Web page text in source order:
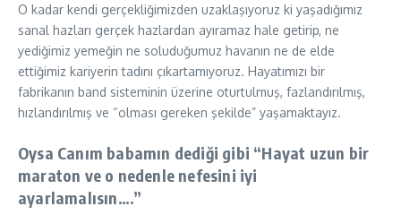
O kadar kendi gerçekliğimizden uzaklaşıyoruz ki yaşadığımız
sanal hazları gerçek hazlardan ayıramaz hale getirip, ne
yediğimiz yemeğin ne soluduğumuz havanın ne de elde
ettiğimiz kariyerin tadını çıkartamıyoruz. Hayatımızı bir
fabrikanın band sisteminin üzerine oturtulmuş, fazlandırılmış,
hızlandırılmış ve “olması gereken şekilde” yaşamaktayız.
Oysa Canım babamın dediği gibi “Hayat uzun bir
maraton ve o nedenle nefesini iyi
ayarlamalısın….”